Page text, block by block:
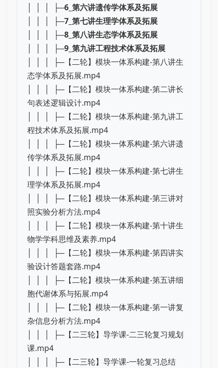
│ │ │ ├─6_第六讲遗传学体系及拓展
│ │ │ ├─7_第七讲生理学体系及拓展
│ │ │ ├─8_第八讲生态学体系及拓展
│ │ │ ├─9_第九讲工程技术体系及拓展
│ │ │ ├─【二轮】模块一体系构建-第八讲生
态学体系及拓展.mp4
│ │ │ ├─【二轮】模块一体系构建-第二讲长
句表述逻辑设计.mp4
│ │ │ ├─【二轮】模块一体系构建-第九讲工
程技术体系及拓展.mp4
│ │ │ ├─【二轮】模块一体系构建-第六讲遗
传学体系及拓展.mp4
│ │ │ ├─【二轮】模块一体系构建-第七讲生
理学体系及拓展.mp4
│ │ │ ├─【二轮】模块一体系构建-第三讲对
照实验分析方法.mp4
│ │ │ ├─【二轮】模块一体系构建-第十讲生
物学学科思维及素养.mp4
│ │ │ ├─【二轮】模块一体系构建-第四讲实
验设计答题套路.mp4
│ │ │ ├─【二轮】模块一体系构建-第五讲细
胞代谢体系与拓展.mp4
│ │ │ ├─【二轮】模块一体系构建-第一讲复
杂信息分析方法.mp4
│ │ │ ├─【二三轮】导学课-二三轮复习规划
课.mp4
│ │ │ ├─【二三轮】导学课-一轮复习总结